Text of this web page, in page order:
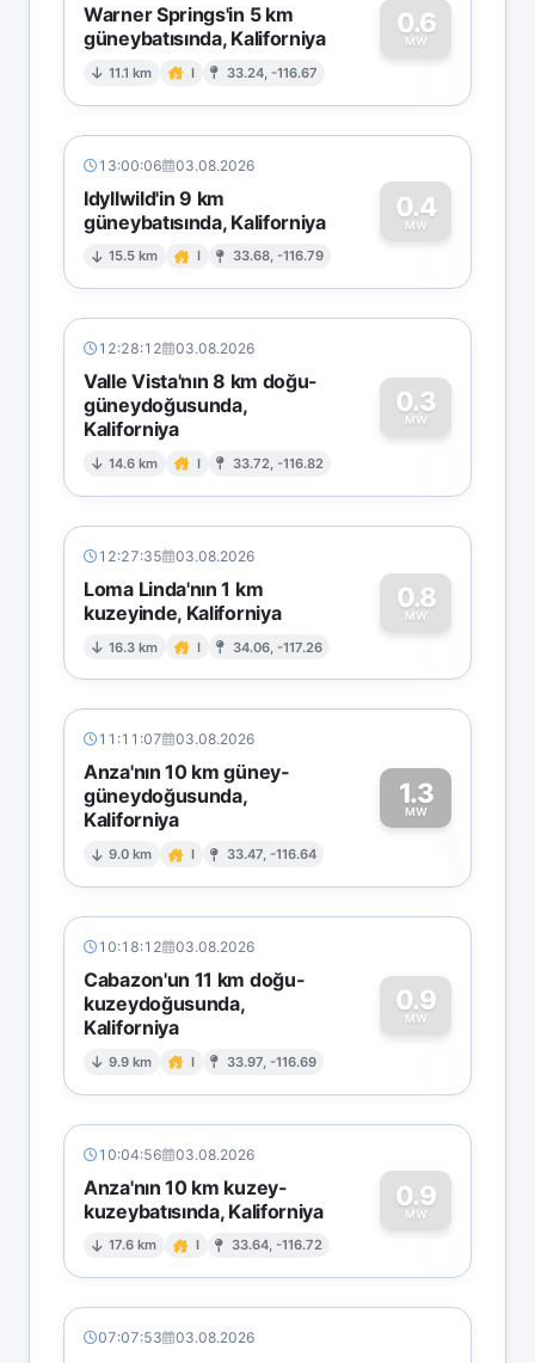
Warner Springs'in 5 km
güneybatısında, Kaliforniya
11.1 km I 33.24, -116.67
0.6
MW
0
13:00:06 03.08.2026
Idyllwild'in 9 km
güneybatısında, Kaliforniya
15.5 km I 33.68, -116.79
0.4
MW
0
12:28:12 03.08.2026
Valle Vista'nın 8 km doğu-
güneydoğusunda,
Kaliforniya
14.6 km I 33.72, -116.82
0.3
MW
0
12:27:35 03.08.2026
Loma Linda'nın 1 km
kuzeyinde, Kaliforniya
16.3 km I 34.06, -117.26
0.8
MW
0
11:11:07 03.08.2026
Anza'nın 10 km güney-
güneydoğusunda,
Kaliforniya
9.0 km I 33.47, -116.64
1.3
MW
1
10:18:12 03.08.2026
Cabazon'un 11 km doğu-
kuzeydoğusunda,
Kaliforniya
9.9 km I 33.97, -116.69
0.9
MW
0
10:04:56 03.08.2026
Anza'nın 10 km kuzey-
kuzeybatısında, Kaliforniya
17.6 km I 33.64, -116.72
0.9
MW
0
07:07:53 03.08.2026